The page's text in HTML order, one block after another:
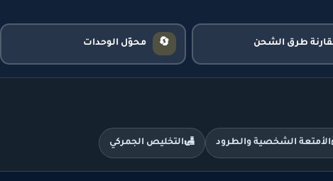
طرق الشحن 🔄 محوّل الوحدات
الأمتعة الشخصية والطرود 🛃التخليص الجمركي